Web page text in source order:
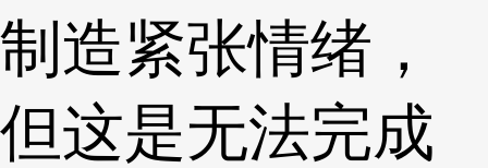
制造紧张情绪，
但这是无法完成